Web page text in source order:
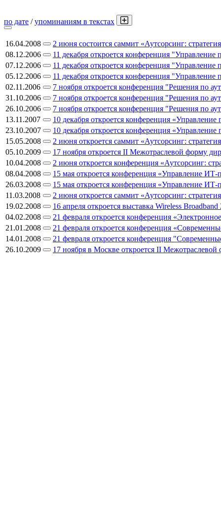
по дате /упоминаниям в текстах
16.04.2008
2 июня состоится саммит «Аутсорсинг:
08.12.2006
11 декабря откроется конференция "Управление
07.12.2006
11 декабря откроется конференция "Управление
05.12.2006
11 декабря откроется конференция "Управление
02.11.2006
7 ноября откроется конференция "Решения по
31.10.2006
7 ноября откроется конференция "Решения по
26.10.2006
7 ноября откроется конференция "Решения по
13.11.2007
10 декабря откроется конференция «Управление
23.10.2007
10 декабря откроется конференция «Управление
15.05.2008
2 июня откроется саммит «Аутсорсинг:
05.10.2009
17 ноября откроется II Межотраслевой форму
10.04.2008
2 июня откроется конференция «Аутсорсинг:
08.04.2008
15 мая откроется конференция «Управление ИТ-
26.03.2008
15 мая откроется конференция «Управление ИТ-
11.03.2008
2 июня откроется саммит «Аутсорсинг:
19.02.2008
16 апреля откроется выставка Wireless Broadband
04.02.2008
21 февраля откроется конференция
21.01.2008
21 февраля откроется конференция
14.01.2008
21 февраля откроется конференция
26.10.2009
17 ноября в Москве откроется II